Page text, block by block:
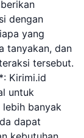
dengan
yang
tanyakan, dan
tersebut.
Kirimi.id
untuk
banyak
dapat